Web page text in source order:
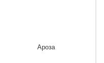
Ароза